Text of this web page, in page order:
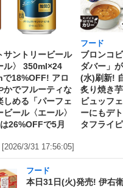
サントリービール
ル〉 350ml×24
18%OFF! アロ
かでフルーティな
しめる「パーフェ
ール〈エール〉
26%OFFで5月
[2026/3/31 17:56:05]
フード
ブロンコ
ダバー」
(水)刷新!
炙り焼き
ビュッフ
ーにもデ
タフライ
フード
本日31日(火)発売! 伊右